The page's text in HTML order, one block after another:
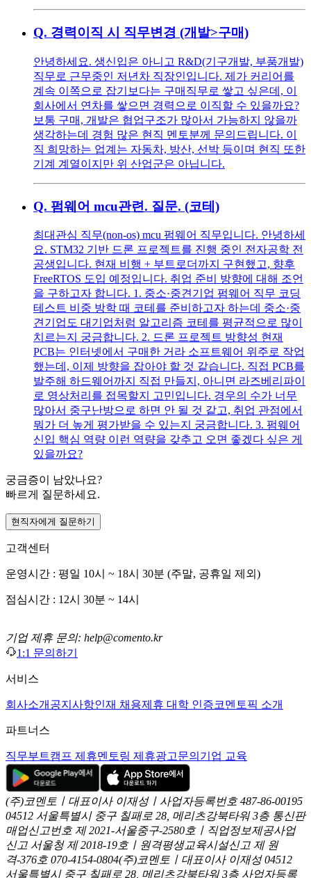
Q. 경력이직 시 직무변경 (개발>구매)
안녕하세요. 생신입은 아니고 R&D(기구개발, 부품개발)
직무로 근무중인 저년차 직장인입니다. 제가 커리어를
계속 이쪽으로 잡기보다는 구매직무로 쌓고 싶은데, 이
회사에서 연차를 쌓으면 경력으로 이직할 수 있을까요?
보통 구매, 개발은 협업구조가 많아서 가능하지 않을까
생각하는데 경험 많은 현직 멘토분께 문의드립니다. 이
직 희망하는 업계는 자동차, 방산, 선박 등이며 현직 또한
기계 계열이지만 위 산업군은 아닙니다.
Q. 펌웨어 mcu관련. 질문. (코테)
최대관심 직무(non-os) mcu 펌웨어 직무입니다. 안녕하세
요. STM32 기반 드론 프로젝트를 진행 중인 전자공학 전
공생입니다. 현재 비행 + 부트로더까지 구현했고, 향후
FreeRTOS 도입 예정입니다. 취업 준비 방향에 대해 조언
을 구하고자 합니다. 1. 중소·중견기업 펌웨어 직무 코딩
테스트 비중 방학 때 코테를 준비하고자 하는데 중소·중
견기업도 대기업처럼 알고리즘 코테를 평균적으로 많이
치르는지 궁금합니다. 2. 드론 프로젝트 방향성 현재
PCB는 인터넷에서 구매한 거라 소프트웨어 위주로 작업
했는데, 이제 방향을 잡아야 할 것 같습니다. 직접 PCB를
발주해 하드웨어까지 직접 만들지, 아니면 라즈베리파이
로 영상처리를 접목할지 고민입니다. 경우의 수가 너무
많아서 중구난방으로 하면 안 될 것 같고, 취업 관점에서
뭐가 더 높게 평가받을 수 있는지 궁금합니다. 3. 펌웨어
신입 핵심 역량 이런 역량을 갖추고 오면 좋겠다 싶은 게
있을까요?
궁금증이 남았나요?
빠르게 질문하세요.
현직자에게 질문하기
고객센터
운영시간 : 평일 10시 ~ 18시 30분 (주말, 공휴일 제외)
점심시간 : 12시 30분 ~ 14시
기업 제휴 문의: help@comento.kr
1:1 문의하기
서비스
회사소개 공지사항인재 채용제휴 대학 인증코멘토픽 소개
파트너스
직무부트캠프 제휴멘토링 제휴광고문의 기업 교육
(주)코멘토ㅣ대표이사 이재성ㅣ사업자등록번호 487-86-00195
04512 서울특별시 중구 칠패로 28, 메리츠강북타워 3층 통신판
매업신고번호 제 2021-서울중구-2580호ㅣ직업정보제공사업
신고 서울청 제 2018-19호ㅣ원격평생교육시설신고 제 원
격-376호 070-4154-0804(주)코멘토ㅣ대표이사 이재성 04512
서울특별시 중구 칠패로 28, 메리츠강북타워 3층 사업자등록